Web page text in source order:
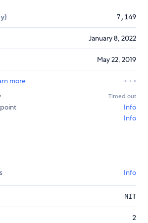
7,149
January 8, 2022
May 22, 2019
more
Timed out
Info
Info
Info
MIT
2